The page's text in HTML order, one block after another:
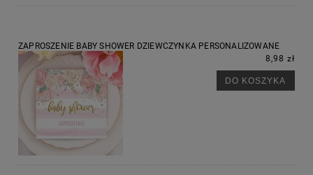
ZAPROSZENIE BABY SHOWER DZIEWCZYNKA PERSONALIZOWANE
8,98 zł
DO KOSZYKA